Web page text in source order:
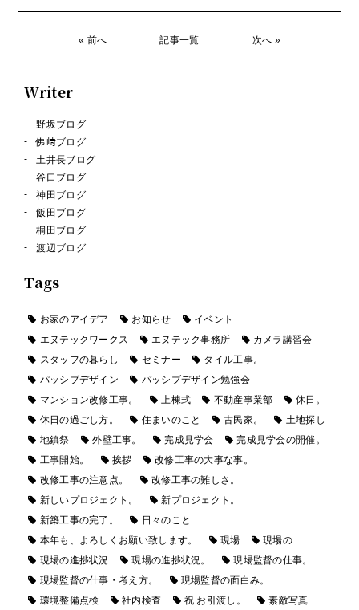
« 前へ 記事一覧 次へ »
Writer
野坂ブログ
佛﨑ブログ
土井長ブログ
谷口ブログ
神田ブログ
飯田ブログ
桐田ブログ
渡辺ブログ
Tags
お家のアイデア お知らせ
イベント
エヌテックワークス
エヌテック事務所
カメラ講習会
スタッフの暮らし
セミナー
タイル工事。
パッシブデザイン
パッシブデザイン勉強会
マンション改修工事。
上棟式 不動産事業部
休日。
休日の過ごし方。
住まいのこと 古民家。
土地探し
地鎮祭
外壁工事。 完成見学会
完成見学会の開催。
工事開始。
挨拶
改修工事の大事な事。
改修工事の注意点。
改修工事の難しさ。
新しいプロジェクト。
新プロジェクト。
新築工事の完了。
日々のこと
本年も、よろしくお願い致します。
現場
現場の
現場の進捗状況
現場の進捗状況。
現場監督の仕事。
現場監督の仕事・考え方。
現場監督の面白み。
環境整備点検
社内検査 祝 お引渡し。
素敵写真